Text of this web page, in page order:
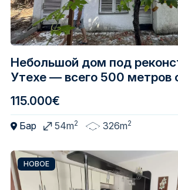
Небольшой дом под
Утехе — всего 500 метров
115.000€
Бар 54m2 326m2
НОВОЕ